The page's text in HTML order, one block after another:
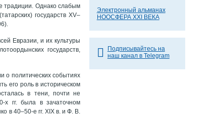
традиции. Однако слабым
государств XV–
Евразии, и их культуры
государств,
о политических событиях
его роль в историческом
в тени, почти не
х гг. была в зачаточном
в 40–50-е гг. XIX в. и Ф. В.
Электронный альманах
НООСФЕРА XXI ВЕКА
Подписывайтесь на
наш канал в Telegram